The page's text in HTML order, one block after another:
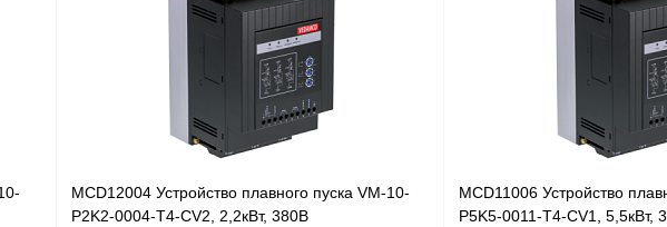
Сравнение
Под заказ
MCD12004 Устройство плавного пуска VM-10-
P2K2-0004-T4-CV2, 2,2кВт, 380В
MCD11006 Устройство
P5K5-0011-T4-CV1, 5,5кВт,